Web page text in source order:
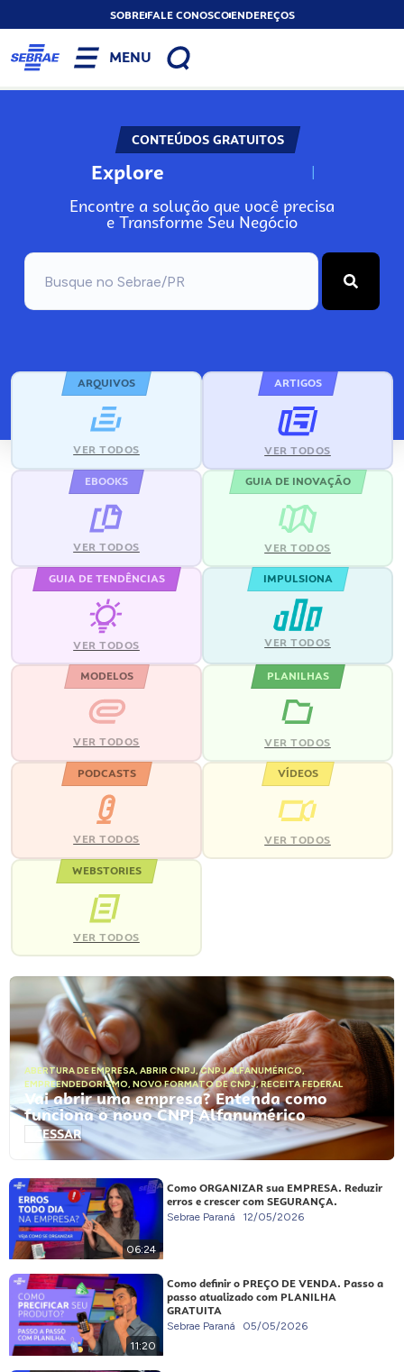
SOBREFALE CONOSCOENDEREÇOS
MENU
CONTEÚDOS GRATUITOS
Explore N
Encontre a solução que você precisa
e Transforme Seu Negócio
ARQUIVOS
VER TODOS
ARTIGOS
VER TODOS
EBOOKS
VER TODOS
GUIA DE INOVAÇÃO
VER TODOS
GUIA DE TENDÊNCIAS
VER TODOS
IMPULSIONA
VER TODOS
MODELOS
VER TODOS
PLANILHAS
VER TODOS
PODCASTS
VER TODOS
VÍDEOS
VER TODOS
WEBSTORIES
VER TODOS
ABERTURA DE EMPRESA, ABRIR CNPJ,CNPJ ALFANUMÉRICO,
EMPREENDEDORISMO, NOVO FORMATO DE CNPJ,RECEITA FEDERAL
Vai abrir uma empresa? Entenda como
funciona o novo CNPJ Alfanumérico
ACESSAR
06:24
Como ORGANIZAR sua EMPRESA. Reduzir
erros e crescer com SEGURANÇA.
Sebrae Paraná 12/05/2026
11:20
Como definir o PREÇO DE VENDA. Passo a
passo atualizado com PLANILHA
GRATUITA
Sebrae Paraná 05/05/2026